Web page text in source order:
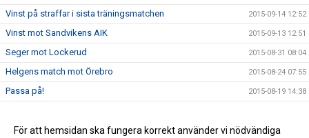
Vinst på straffar i sista träningsmatchen 2015-09-14 12:52
Vinst mot Sandvikens AIK 2015-09-13 12:51
Seger mot Lockerud 2015-08-31 08:04
Helgens match mot Örebro 2015-08-24 07:55
Passa på! 2015-08-19 14:38
IBF Västerås spelade oavgjort 2015-08-18 13:41
För att hemsidan ska fungera korrekt använder vi nödvändiga